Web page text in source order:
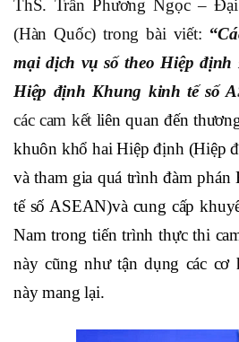
ThS. Trần Phương Ngọc –
(Hàn Quốc) trong bài viết: “
mại dịch vụ số theo Hiệp
Hiệp định Khung kinh tế số
các cam kết liên quan đến
khuôn khổ hai Hiệp định (Hiệp
và tham gia quá trình đàm
tế số ASEAN)và cung cấp
Nam trong tiến trình thực thi
này cũng như tận dụng các
này mang lại.